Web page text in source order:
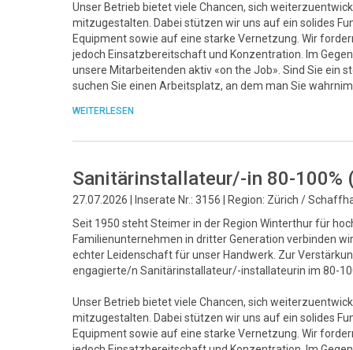
Unser Betrieb bietet viele Chancen, sich
mitzugestalten. Dabei stützen wir uns auf ein solides
Equipment sowie auf eine starke Vernetzung. Wir
jedoch Einsatzbereitschaft und Konzentration. Im
unsere Mitarbeitenden aktiv «on the Job». Sind Sie ein
suchen Sie einen Arbeitsplatz, an dem man Sie
WEITERLESEN
Sanitärinstallateur/-in 80-100%
27.07.2026 | Inserate Nr.: 3156 | Region: Zürich /
Seit 1950 steht Steimer in der Region Winterthur für
Familienunternehmen in dritter Generation verbinden
echter Leidenschaft für unser Handwerk. Zur
engagierte/n Sanitärinstallateur/-installateurin im 80-
Unser Betrieb bietet viele Chancen, sich
mitzugestalten. Dabei stützen wir uns auf ein solides
Equipment sowie auf eine starke Vernetzung. Wir